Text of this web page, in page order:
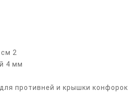
2
4 мм
противней и крышки конфорок